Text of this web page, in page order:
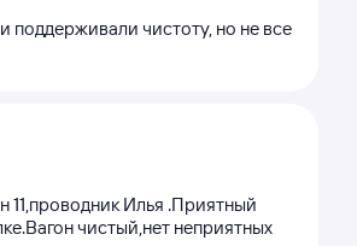
поддерживали чистоту, но не все
11,проводник Илья .Приятный
чистый,нет неприятных